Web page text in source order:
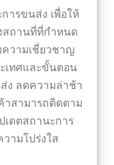
ารขนส่ง เพื่อให้
ถานที่ที่กำหนด
ความเชี่ยวชาญ
เทศและขั้นตอน
ง ลดความล่าช้า
สามารถติดตาม
เดตสถานะการ
ามโปร่งใส